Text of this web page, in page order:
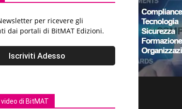
per ricevere gli
dai portali di BitMAT Edizioni.
di BitMAT